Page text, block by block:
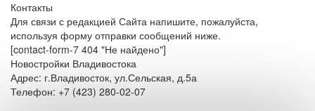
Контакты
Для связи с редакцией Сайта напишите, пожалуйста,
используя форму отправки сообщений ниже.
[contact-form-7 404 "Не найдено"]
Новостройки Владивостока
Адрес: г.Владивосток, ул.Сельская, д.5а
Телефон: +7 (423) 280-02-07